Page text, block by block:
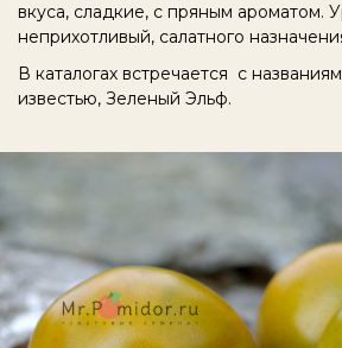
вкуса, сладкие, с пряным ароматом.
неприхотливый, салатного
В каталогах встречается с
известью, Зеленый Эльф.